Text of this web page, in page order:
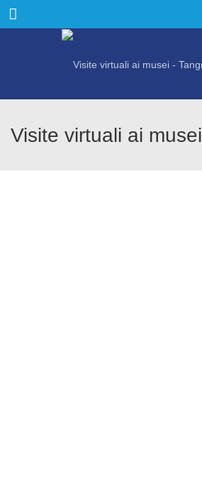
Menu
Visite virtuali ai musei